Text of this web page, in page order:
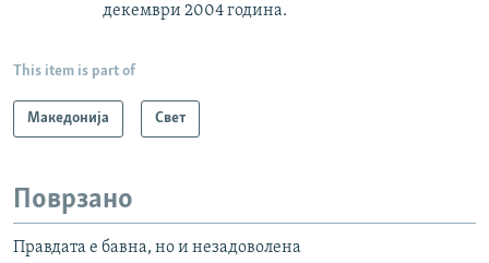
декември 2004 година.
This item is part of
Македонија Свет
Поврзано
Правдата е бавна, но и незадоволена